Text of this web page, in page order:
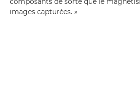
images capturées. »